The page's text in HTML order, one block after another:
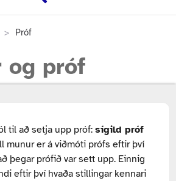
> Próf
og próf
til að setja upp próf: sígild próf
munur er á viðmóti prófs eftir því
þegar prófið var sett upp. Einnig
eftir því hvaða stillingar kennari